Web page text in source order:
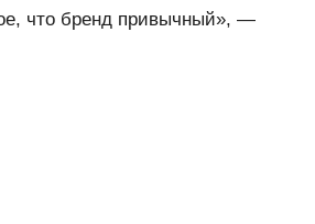
что бренд привычный», —